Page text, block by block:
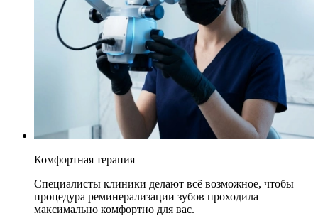
Комфортная терапия
Специалисты клиники делают всё возможное, чтобы
процедура реминерализации зубов проходила
максимально комфортно для вас.